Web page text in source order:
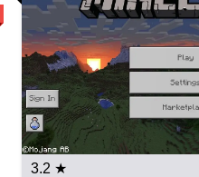
★ 3.2